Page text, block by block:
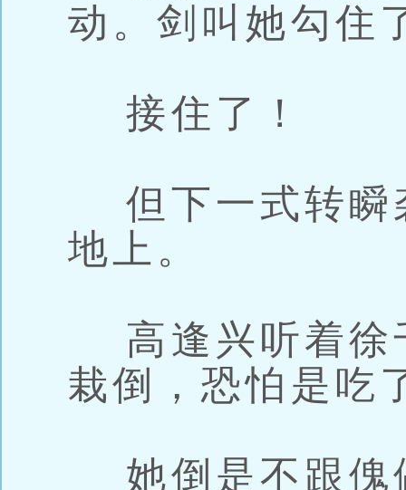
动。剑叫她勾住
接住了！
但下一式转瞬
地上。
高逢兴听着徐
栽倒，恐怕是吃
她倒是不跟傀